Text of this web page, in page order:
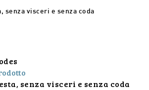
senza visceri e senza coda
senza visceri e senza coda